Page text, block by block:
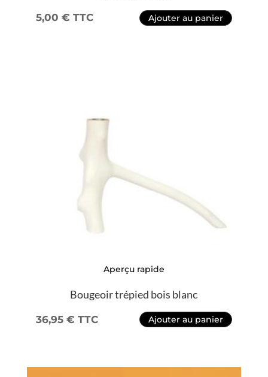
5,00 € TTC Ajouter au panier
Aperçu rapide
Bougeoir trépied bois blanc
36,95 € TTC Ajouter au panier